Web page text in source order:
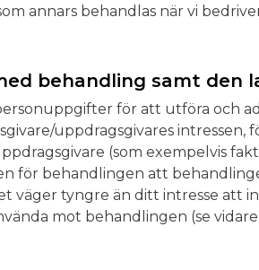
annars behandlas när vi
behandling samt den
för att utföra och
uppdragsgivares intressen,
(som exempelvis
för behandlingen att
väger tyngre än ditt intresse att
mot behandlingen (se